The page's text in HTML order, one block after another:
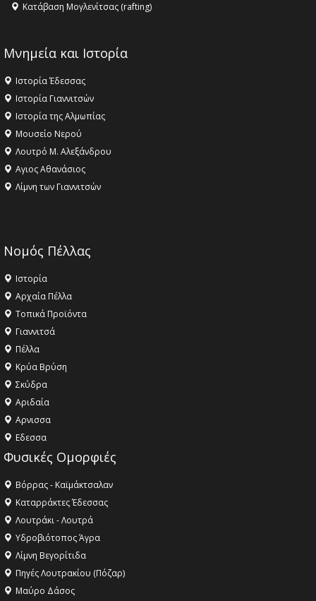
Κατάβαση Μογλενίτσας (rafting)
Μνημεία και Ιστορία
Ιστορία Έδεσσας
Ιστορία Γιαννιτσών
Ιστορία της Αλμωπίας
Μουσείο Νερού
Λουτρό Μ. Αλεξάνδρου
Αγιος Αθανάσιος
Λίμνη των Γιαννιτσών
Νομός Πέλλας
Ιστορία
Αρχαία Πέλλα
Τοπικά Προϊόντα
Γιαννιτσά
Πέλλα
Κρύα Βρύση
Σκύδρα
Αριδαία
Aρνισσα
Eδεσσα
Φυσικές Ομορφιές
Βόρρας - Καϊμάκτσαλαν
Καταρράκτες Έδεσσας
Λουτράκι - Λουτρά
Υδροβιότοπος Άγρα
Λίμνη Βεγορίτιδα
Πηγές Λουτρακίου (Πόζαρ)
Μαύρο Δάσος